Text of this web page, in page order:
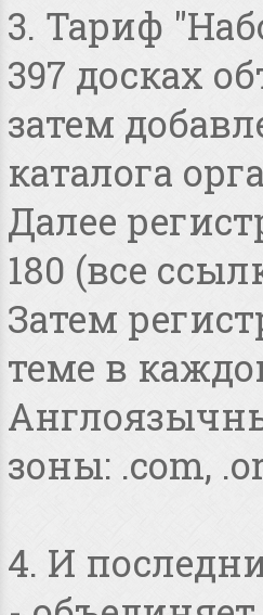
3. Тариф
397 досках
затем
каталога
Далее
180 (все
Затем
теме в
зоны: .com,
4. И